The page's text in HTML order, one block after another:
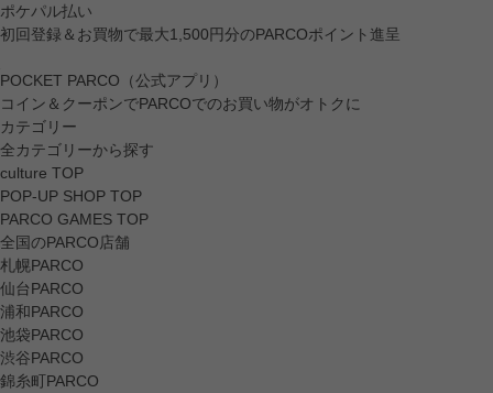
ポケパル払い
初回登録＆お買物で最大1,500円分のPARCOポイント進呈
POCKET PARCO（公式アプリ）
コイン＆クーポンでPARCOでのお買い物がオトクに
カテゴリー
全カテゴリーから探す
culture TOP
POP-UP SHOP TOP
PARCO GAMES TOP
全国のPARCO店舗
札幌PARCO
仙台PARCO
浦和PARCO
池袋PARCO
渋谷PARCO
錦糸町PARCO